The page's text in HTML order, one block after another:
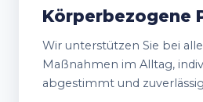
Körperbezogene
Wir unterstützen Sie bei
Maßnahmen im Alltag,
abgestimmt und